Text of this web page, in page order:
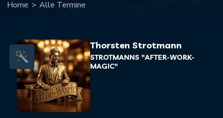
Home > Alle Termine
Thorsten Strotmann
STROTMANNS "AFTER-WORK-
MAGIC"